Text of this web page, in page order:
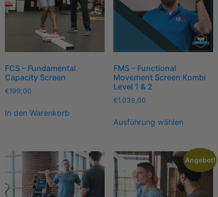
FCS – Fundamental
Capacity Screen
€199,00
In den Warenkorb
FMS – Functional
Movement Screen Kombi
Level 1 & 2
€1.039,00
Ausführung wählen
Angebot!